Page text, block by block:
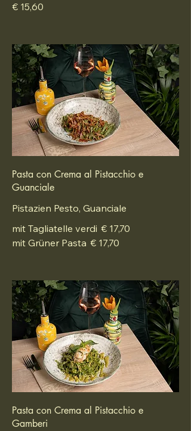
€ 15,60
Pasta con Crema al Pistacchio e
Guanciale
Pistazien Pesto, Guanciale
mit Tagliatelle verdi € 17,70
mit Grüner Pasta € 17,70
Pasta con Crema al Pistacchio e
Gamberi